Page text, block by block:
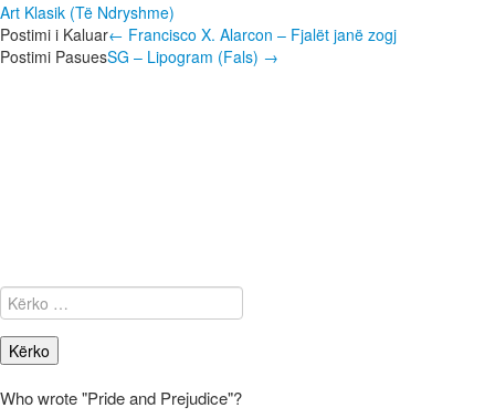
Art Klasik (Të Ndryshme)
Post
Postimi i Kaluar← Francisco X. Alarcon – Fjalët janë zogj
Postimi PasuesSG – Lipogram (Fals) →
Kërko
për:
Who wrote "Pride and Prejudice"?